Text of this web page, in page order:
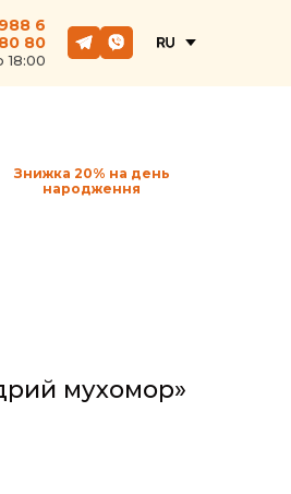
6
80
18:00
Знижка 20% на день
народження
мухомор»